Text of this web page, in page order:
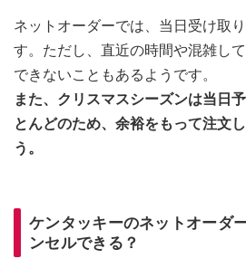
ネットオーダーでは、当日受け取
す。ただし、直近の時間や混雑し
できないこともあるようです。
また、クリスマスシーズンは当日
とんどのため、余裕をもって注文
う。
ケンタッキーのネットオーダ
ンセルできる？